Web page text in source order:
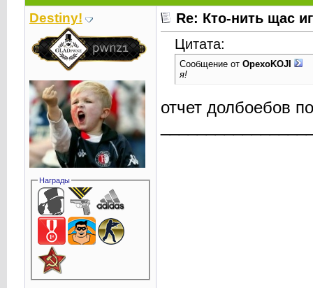
Destiny!
Награды
Re: Кто-нить щас
Цитата:
Сообщение от OpexoKOJI
я!
отчет долбоебов